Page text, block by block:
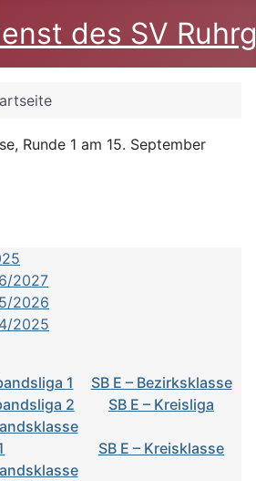
des SV
Runde 1 am 15. September
2027
2026
2025
1
SB E – Bezirksklasse
2
SB E – Kreisliga
SB E – Kreisklasse